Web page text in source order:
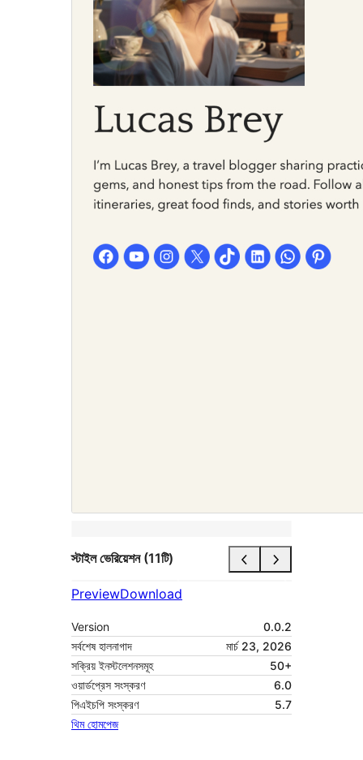
স্টাইল ভেরিয়েশন (11টি)
PreviewDownload
Version
0.0.2
সর্বশেষ হালনাগাদ
মার্চ 23, 2026
সক্রিয় ইনস্টলেশনসমূহ
50+
ওয়ার্ডপ্রেস সংস্করণ
6.0
পিএইচপি সংস্করণ
5.7
থিম হোমপেজ